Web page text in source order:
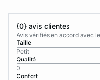
{0} avis clientes
Avis vérifiés en accord avec
Taille
Petit
Qualité
0
Confort